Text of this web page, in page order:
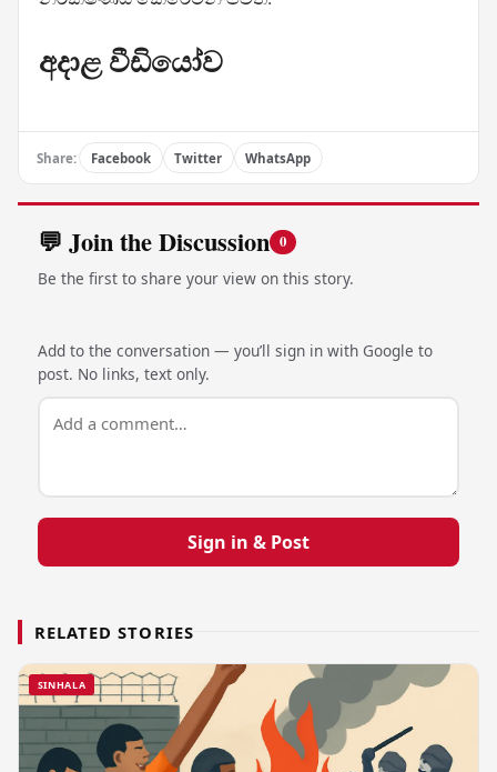
අදාළ වීඩියෝව
Share: Facebook Twitter WhatsApp
💬 Join the Discussion 0
Be the first to share your view on this story.
Add to the conversation — you’ll sign in with Google to
post. No links, text only.
Sign in & Post
RELATED STORIES
SINHALA